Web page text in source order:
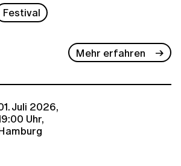
Festival
Mehr erfahren
Juli 2026,
Uhr,